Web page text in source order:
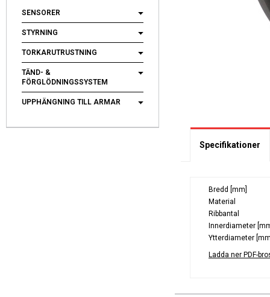
SENSORER
STYRNING
TORKARUTRUSTNING
TÄND- &
FÖRGLÖDNINGSSYSTEM
UPPHÄNGNING TILL ARMAR
Specifikationer
Bredd [mm]
Material
Ribbantal
Innerdiameter
Ytterdiameter
Ladda ner PDF-